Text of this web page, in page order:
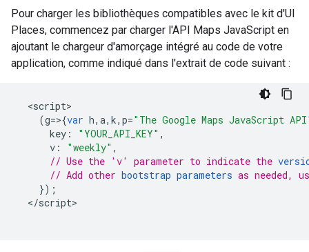
Pour charger les bibliothèques compatibles avec le kit d'UI
Places, commencez par charger l'API Maps JavaScript en
ajoutant le chargeur d'amorçage intégré au code de votre
application, comme indiqué dans l'extrait de code suivant :
<script
(g=>{var h, a, k, p="The Google Maps JavaScript
key : "YOUR_API_KEY" ,
v : "weekly" ,
// Use the 'v' parameter to indicate the
// Add other bootstrap parameters as needed,
});
</script